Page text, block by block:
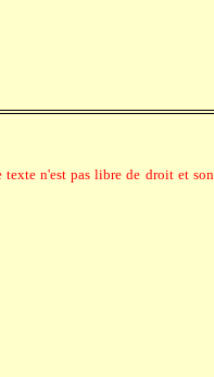
n'est pas libre de droit et